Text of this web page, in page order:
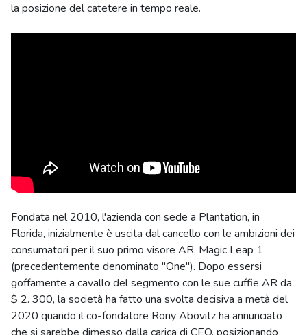
la posizione del catetere in tempo reale.
Fondata nel 2010, l'azienda con sede a Plantation, in
Florida, inizialmente è uscita dal cancello con le ambizioni dei
consumatori per il suo primo visore AR, Magic Leap 1
(precedentemente denominato "One"). Dopo essersi
goffamente a cavallo del segmento con le sue cuffie AR da
$ 2. 300, la società ha fatto una svolta decisiva a metà del
2020 quando il co-fondatore Rony Abovitz ha annunciato